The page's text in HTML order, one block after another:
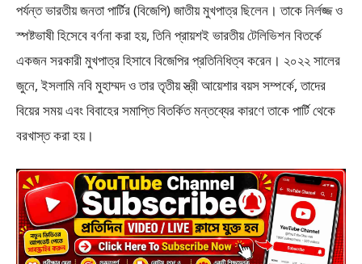
পর্যন্ত ভারতীয় জনতা পার্টির (বিজেপি) জাতীয় মুখপাত্র ছিলেন। তাকে নির্লজ্জ ও
স্পষ্টভাষী হিসেবে বর্ণনা করা হয়, তিনি প্রায়শই ভারতীয় টেলিভিশন বিতর্কে
একজন সরকারী মুখপাত্র হিসাবে বিজেপির প্রতিনিধিত্ব করেন। ২০২২ সালের
জুনে, ইসলামি নবি মুহাম্মদ ও তার তৃতীয় স্ত্রী আয়েশার বয়স সম্পর্কে, তাদের
বিয়ের সময় এবং বিবাহের সমাপ্তি বিতর্কিত মন্তব্যের কারণে তাকে পার্টি থেকে
বরখাস্ত করা হয়।